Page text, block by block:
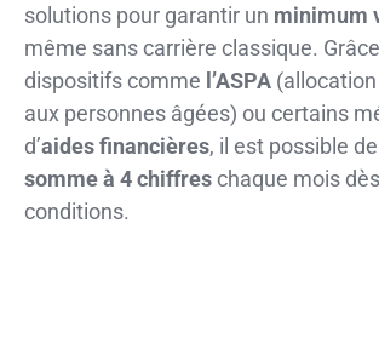
solutions pour garantir un minimum
même sans carrière classique.
dispositifs comme l’ASPA
aux personnes âgées) ou certains
d’aides financières, il est possible
somme à 4 chiffreschaque mois
conditions.